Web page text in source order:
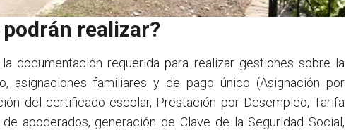
podrán realizar?
documentación requerida para realizar gestiones sobre la
asignaciones familiares y de pago único (Asignación por
del certificado escolar, Prestación por Desempleo, Tarifa
apoderados, generación de Clave de la Seguridad Social,